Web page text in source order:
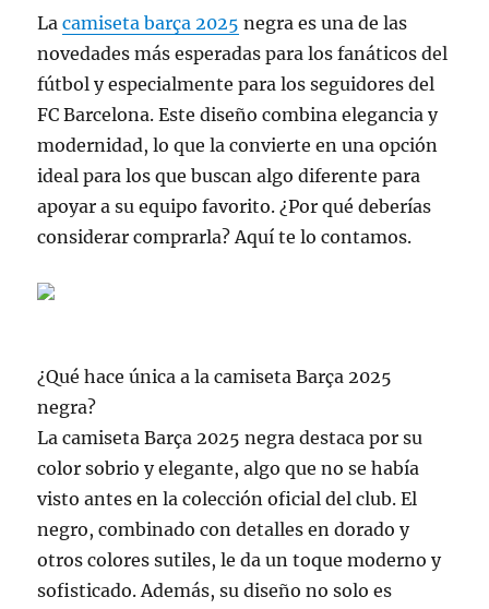
Lacamiseta barça 2025 negra es una de las
novedades más esperadas para los fanáticos del
fútbol y especialmente para los seguidores del
FC Barcelona. Este diseño combina elegancia y
modernidad, lo que la convierte en una opción
ideal para los que buscan algo diferente para
apoyar a su equipo favorito. ¿Por qué deberías
considerar comprarla? Aquí te lo contamos.
¿Qué hace única a la camiseta Barça 2025
negra?
La camiseta Barça 2025 negra destaca por su
color sobrio y elegante, algo que no se había
visto antes en la colección oficial del club. El
negro, combinado con detalles en dorado y
otros colores sutiles, le da un toque moderno y
sofisticado. Además, su diseño no solo es